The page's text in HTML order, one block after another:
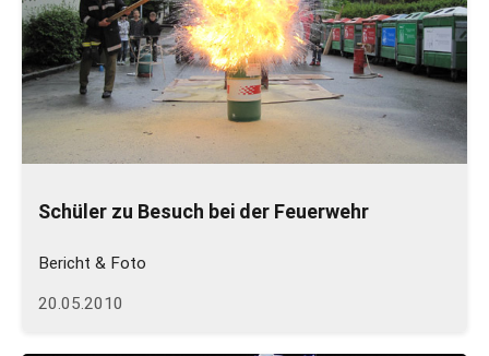
Schüler zu Besuch bei der Feuerwehr
Bericht & Foto
20.05.2010